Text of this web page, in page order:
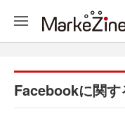
Facebookに関